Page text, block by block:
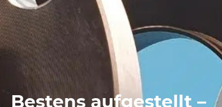
Bestens aufgestellt –